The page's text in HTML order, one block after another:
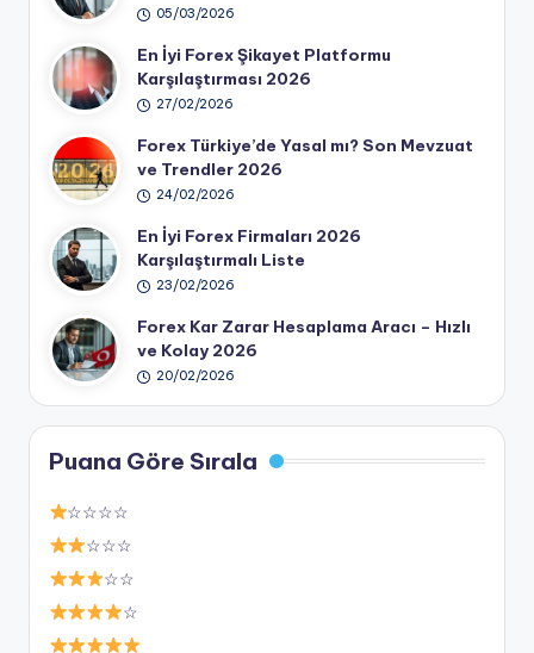
05/03/2026
En İyi Forex Şikayet Platformu
Karşılaştırması 2026
27/02/2026
Forex Türkiye’de Yasal mı? Son Mevzuat
ve Trendler 2026
24/02/2026
En İyi Forex Firmaları 2026
Karşılaştırmalı Liste
23/02/2026
Forex Kar Zarar Hesaplama Aracı – Hızlı
ve Kolay 2026
20/02/2026
Puana Göre Sırala
☆☆☆☆
☆☆☆
☆☆
☆